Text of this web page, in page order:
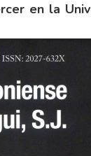
en la